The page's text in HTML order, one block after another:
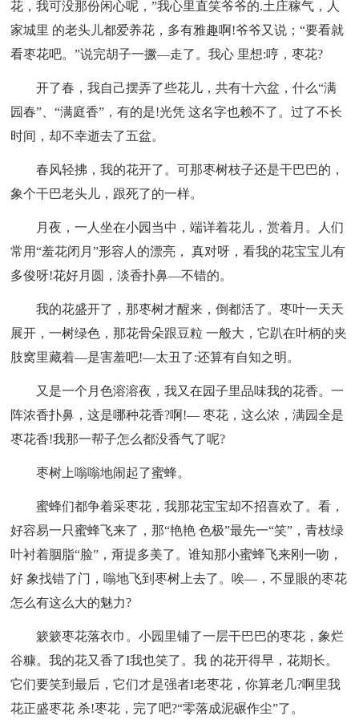
花，我可没那份闲心呢，”我心里直笑爷爷的.土庄稼气，人
家城里 的老头儿都爱养花，多有雅趣啊!爷爷又说；“要看就
看枣花吧。”说完胡子一撅—走了。我心 里想:哼，枣花?
开了春，我自己摆弄了些花儿，共有十六盆，什么“满
园春”、“满庭香”，有的是!光凭 这名字也赖不了。过了不长
时间，却不幸逝去了五盆。
春风轻拂，我的花开了。可那枣树枝子还是干巴巴的，
象个干巴老头儿，跟死了的一样。
月夜，一人坐在小园当中，端详着花儿，赏着月。人们
常用“羞花闭月”形容人的漂亮， 真对呀，看我的花宝宝儿有
多俊呀!花好月圆，淡香扑鼻—不错的。
我的花盛开了，那枣树才醒来，倒都活了。枣叶一天天
展开，一树绿色，那花骨朵跟豆粒 一般大，它趴在叶柄的夹
肢窝里藏着—是害羞吧!—太丑了:还算有自知之明。
又是一个月色溶溶夜，我又在园子里品味我的花香。一
阵浓香扑鼻，这是哪种花香?啊!— 枣花，这么浓，满园全是
枣花香!我那一帮子怎么都没香气了呢?
枣树上嗡嗡地闹起了蜜蜂。
蜜蜂们都争着采枣花，我那花宝宝却不招喜欢了。看，
好容易一只蜜蜂飞来了，那“艳艳 色极”最先一“笑”，青枝绿
叶衬着胭脂“脸”，甭提多美了。谁知那小蜜蜂飞来刚一吻，
好 象找错了门，嗡地飞到枣树上去了。唉—，不显眼的枣花
怎么有这么大的魅力?
簌簌枣花落衣巾。小园里铺了一层干巴巴的枣花，象烂
谷糠。我的花又香了I我也笑了。我 的花开得早，花期长。
它们要笑到最后，它们才是强者I老枣花，你算老几?啊里我
花正盛枣花 杀!枣花，完了吧?“零落成泥碾作尘”了。